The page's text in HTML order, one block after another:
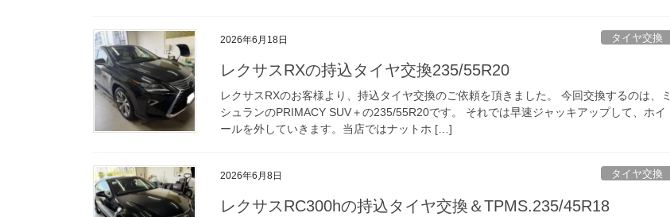
2026年6月18日 タイヤ交換
レクサスRXの持込タイヤ交換235/55R20
レクサスRXのお客様より、持込タイヤ交換のご依頼を頂きました。 今回交換するのは、ミ
シュランのPRIMACY SUV＋の235/55R20です。 それでは早速ジャッキアップして、ホイ
ールを外していきます。当店ではナットホ […]
2026年6月8日 タイヤ交換
レクサスRC300hの持込タイヤ交換＆TPMS.235/45R18